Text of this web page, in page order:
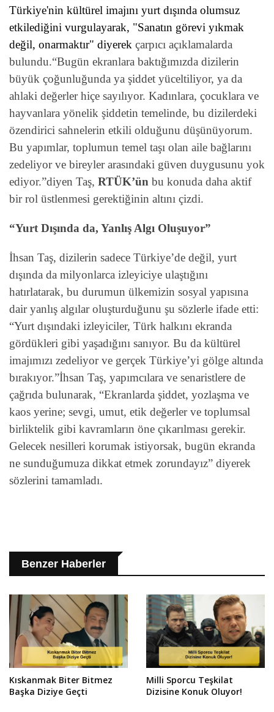
Türkiye'nin kültürel imajını yurt dışında olumsuz
etkilediğini vurgulayarak, "Sanatın görevi yıkmak
değil, onarmaktır" diyerek çarpıcı açıklamalarda
bulundu.“Bugün ekranlara baktığımızda dizilerin
büyük çoğunluğunda ya şiddet yüceltiliyor, ya da
ahlaki değerler hiçe sayılıyor. Kadınlara, çocuklara ve
hayvanlara yönelik şiddetin temelinde, bu dizilerdeki
özendirici sahnelerin etkili olduğunu düşünüyorum.
Bu yapımlar, toplumun temel taşı olan aile bağlarını
zedeliyor ve bireyler arasındaki güven duygusunu yok
ediyor.”diyen Taş, RTÜK’ün bu konuda daha aktif
bir rol üstlenmesi gerektiğinin altını çizdi.
“Yurt Dışında da, Yanlış Algı Oluşuyor”
İhsan Taş, dizilerin sadece Türkiye’de değil, yurt
dışında da milyonlarca izleyiciye ulaştığını
hatırlatarak, bu durumun ülkemizin sosyal yapısına
dair yanlış algılar oluşturduğunu şu sözlerle ifade etti:
“Yurt dışındaki izleyiciler, Türk halkını ekranda
gördükleri gibi yaşadığını sanıyor. Bu da kültürel
imajımızı zedeliyor ve gerçek Türkiye’yi gölge altında
bırakıyor.”İhsan Taş, yapımcılara ve senaristlere de
çağrıda bulunarak, “Ekranlarda şiddet, yozlaşma ve
kaos yerine; sevgi, umut, etik değerler ve toplumsal
birliktelik gibi kavramların öne çıkarılması gerekir.
Gelecek nesilleri korumak istiyorsak, bugün ekranda
ne sunduğumuza dikkat etmek zorundayız” diyerek
sözlerini tamamladı.
Benzer Haberler
Kıskanmak Biter Bitmez
Başka Diziye Geçti
Milli Sporcu Teşkilat
Dizisine Konuk Oluyor!